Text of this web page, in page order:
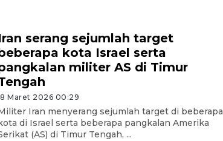
serang sejumlah target
kota Israel serta
militer AS di Timur
Maret 2026 00:29
Iran menyerang sejumlah target di beberapa
di Israel serta beberapa pangkalan Amerika
(AS) di Timur Tengah, ...